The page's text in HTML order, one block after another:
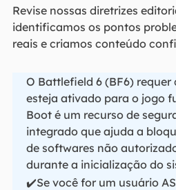
Revise nossas diretrizes
identificamos os pontos
reais e criamos conteúdo
O Battlefield 6 (BF6) requer
esteja ativado para o jogo
Boot é um recurso de
integrado que ajuda a
de softwares não
durante a inicialização do
✔️Se você for um usuário